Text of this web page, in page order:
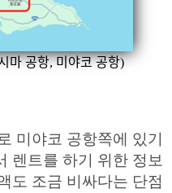
공항, 미야코 공항)
미야코 공항쪽에 있기
렌트를 하기 위한 정보
도 조금 비싸다는 단점